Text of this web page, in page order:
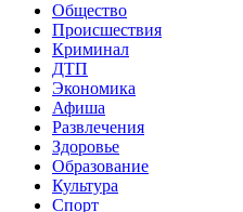
Общество
Происшествия
Криминал
ДТП
Экономика
Афиша
Развлечения
Здоровье
Образование
Культура
Спорт